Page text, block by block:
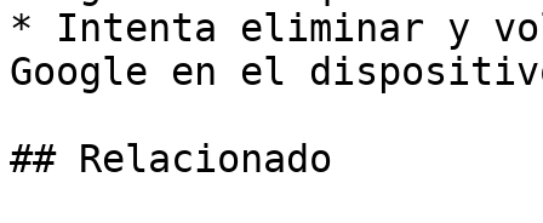
* Intenta eliminar y
Google en el
## Relacionado